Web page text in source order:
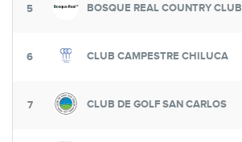
5 BOSQUE REAL COUNTRY CLUB
6 CLUB CAMPESTRE CHILUCA
7 CLUB DE GOLF SAN CARLOS